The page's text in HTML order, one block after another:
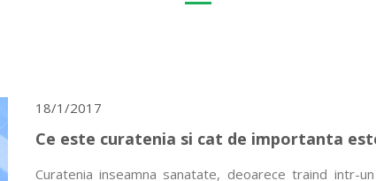
18/1/2017
Ce este curatenia si cat de importanta
Curatenia inseamna sanatate, deoarece traind intr-